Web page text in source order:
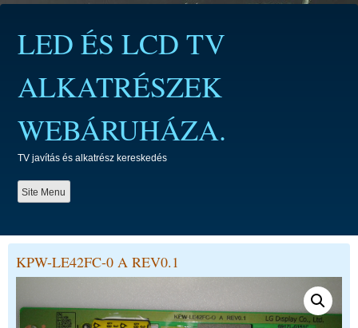
contentLED ÉS LCD TV
ALKATRÉSZEK
WEBÁRUHÁZA.
TV javítás és alkatrész kereskedés
Site Menu
KPW-LE42FC-0 A REV0.1